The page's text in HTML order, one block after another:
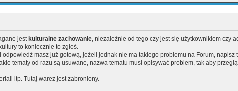
jest kulturalne zachowanie, niezależnie od tego czy jest się użytkownikiem czy
to koniecznie to zgłoś.
masz już gotową, jeżeli jednak nie ma takiego problemu na Forum, napisz
tematy od razu są usuwane, nazwa tematu musi opisywać problem, tak aby
itp. Tutaj warez jest zabroniony.